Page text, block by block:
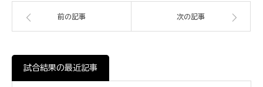
前の記事 次の記事
試合結果の最近記事